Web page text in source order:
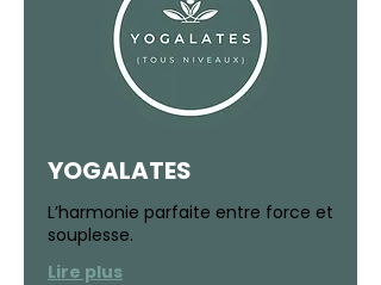
YOGALATES
L’harmonie parfaite entre force et
souplesse.
Lire plus